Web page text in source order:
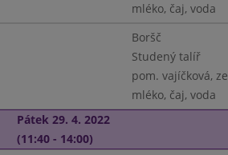
mléko, čaj, voda
Boršč
Studený talíř
pom. vajíčková,
mléko, čaj, voda
Pátek 29. 4. 2022
(11:40 - 14:00)